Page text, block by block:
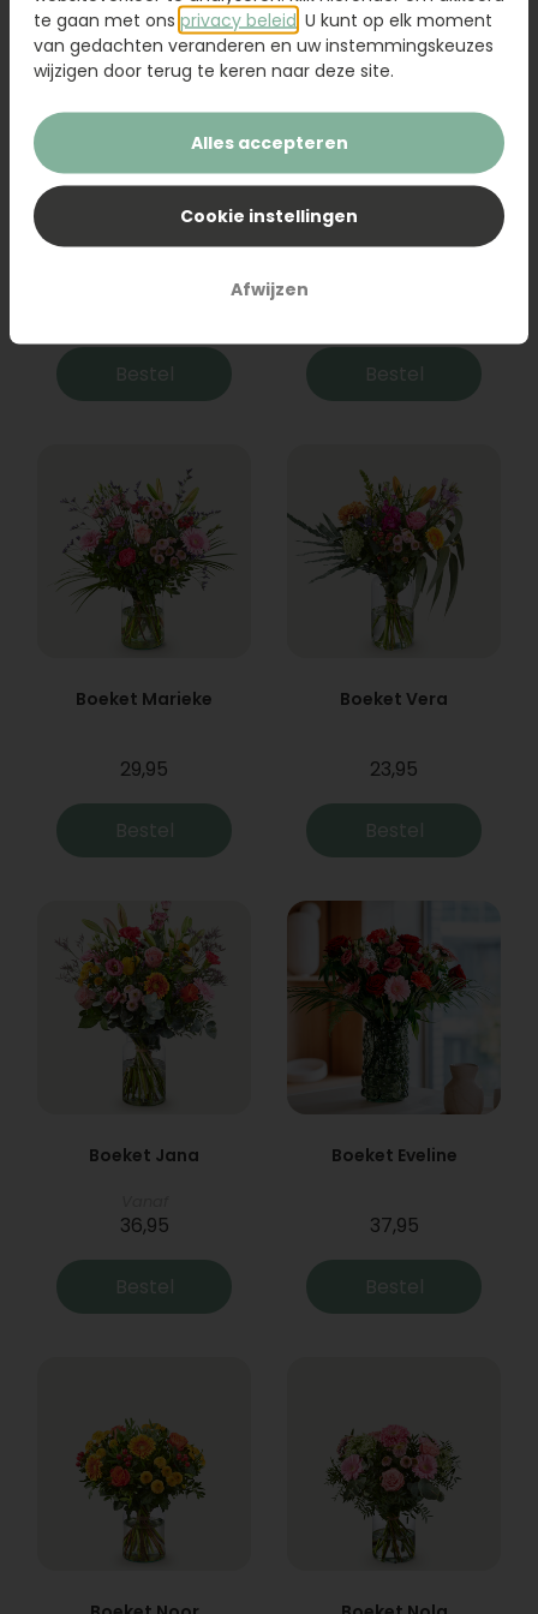
Boeket Raya
Bestel
Sanseveria
Bestel
Boeket Marieke
29,95
Bestel
Boeket Vera
23,95
Bestel
Boeket Jana
36,95
Bestel
Boeket Eveline
37,95
Bestel
te gaan met ons privacy beleid . U kunt op elk moment
van gedachten veranderen en uw instemmingskeuzes
wijzigen door terug te keren naar deze site.
Alles accepteren
Cookie instellingen
Afwijzen